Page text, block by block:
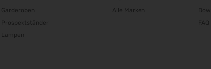
Garderoben
Prospektständer
Lampen
Alle Marken
FAQ